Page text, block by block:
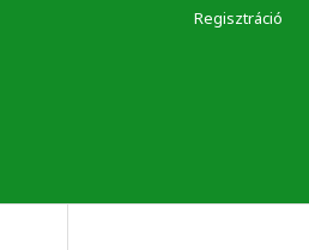
Regisztráció